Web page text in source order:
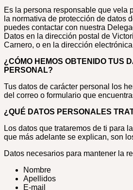
Es la persona responsable que vela
la normativa de protección de datos
puedes contactar con nuestra
Datos en la dirección postal de
Carnero, o en la dirección electrónica
¿CÓMO HEMOS OBTENIDO TUS
PERSONAL?
Tus datos de carácter personal los
del correo o formulario que
¿QUÉ DATOS PERSONALES
Los datos que trataremos de ti para
que más adelante se explican, son
Datos necesarios para mantener la
Nombre
Apellidos
E-mail